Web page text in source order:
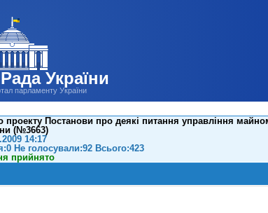
України
парламенту України
проекту Постанови про деякі питання управління
(№3663)
14:17
Не голосували:92 Всього:423
прийнято